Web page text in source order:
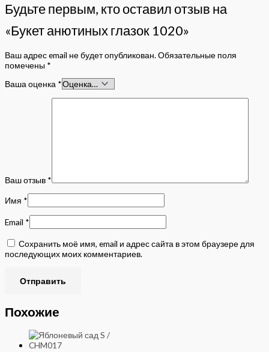
Будьте первым, кто оставил отзыв на
«Букет анютиных глазок 1020»
Ваш адрес email не будет опубликован.Обязательные поля
помечены *
Ваша оценка *
Ваш отзыв *
Имя *
Email *
Сохранить моё имя, email и адрес сайта в этом браузере для
последующих моих комментариев.
Похожие